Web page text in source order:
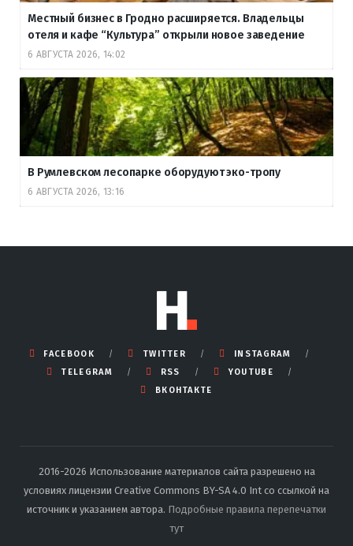
Местный бизнес в Гродно расширяется. Владельцы
отеля и кафе “Культура” открыли новое заведение
6 АВГУСТА 2026, 14:02
В Румлевском лесопарке оборудуют эко-тропу
6 АВГУСТА 2026, 13:16
FACEBOOK TWITTER
INSTAGRAM
TELEGRAM
RSS
YOUTUBE
ВКОНТАКТЕ
2016-2026 Использование материалов сайта разрешено на
условиях лицензии Creative Commons BY-SA 4.0 Int со ссылкой на
источник и указанием автора. Подробные правила перепечатки
тут